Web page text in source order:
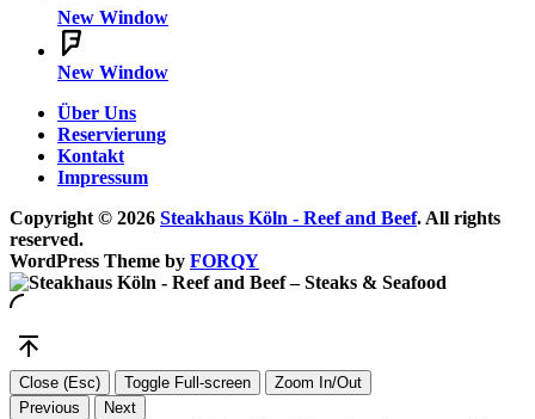
New Window
New Window
Über Uns
Reservierung
Kontakt
Impressum
Copyright © 2026 Steakhaus Köln - Reef and Beef. All rights
reserved.
WordPress Theme by FORQY
Close (Esc) Toggle Full-screen
Zoom In/Out
Previous
Next